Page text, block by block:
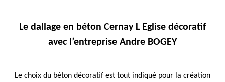
Le dallage en béton Cernay L Eglise décoratif
avec l’entreprise Andre BOGEY
Le choix du béton décoratif est tout indiqué pour la création